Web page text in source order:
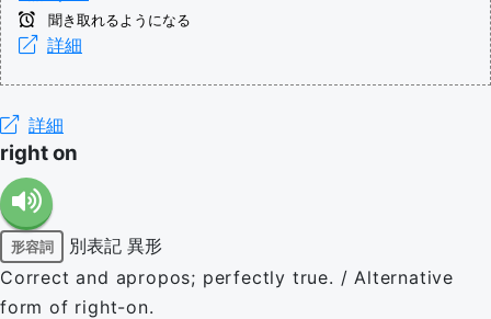
聞き取れるようになる
詳細
詳細
right on
形容詞 別表記 異形
Correct and apropos; perfectly true. / Alternative
form of right-on.